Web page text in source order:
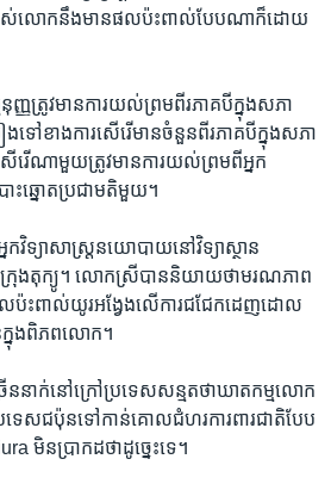
ស់​លោកនឹង​មានផល​ប៉ះ​ពាល់​បែប​ណា​ក៏​ដោយ​
នុញ្ញ​ត្រូវ​មាន​ការយល់​ព្រម​ពីរភាគបី​ក្នុង​សភា​
ទៅខាង​ការ​សើរើមាន​ចំនួនពីរ​ភាគបី​ក្នុង​សភា​
រើ​ណា​មួយត្រូវ​មានការ​យល់ព្រម​ពី​អ្នក​
ោះឆ្នោត​ប្រជាមតិមួយ។
វិទ្យាសាស្ត្រនយោបាយនៅ​វិទ្យាស្ថាន
ងក្រុង​តុក្យូ។ លោក​ស្រី​បាន​និយាយ​ថា​មរណភាព​
ះពាល់យូរ​អង្វែង​លើការ​ជជែកដេញ​ដោល
នុង​ពិភពលោក។
ន​នាក់​នៅ​ក្រៅប្រទេសសន្មតថាឃាតកម្ម​លោក
ទេស​ជប៉ុនទៅ​កាន់គោលជំហរ​ការពារ​ជាតិបែប
មិន​ប្រាកដ​ថាដូច្នេះ​ទេ។